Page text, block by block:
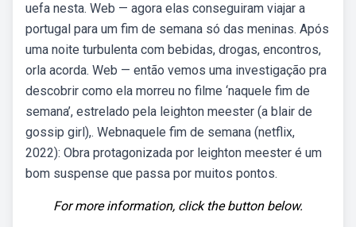
uefa nesta. Web — agora elas conseguiram viajar a
portugal para um fim de semana só das meninas. Após
uma noite turbulenta com bebidas, drogas, encontros,
orla acorda. Web — então vemos uma investigação pra
descobrir como ela morreu no filme ‘naquele fim de
semana’, estrelado pela leighton meester (a blair de
gossip girl),. Webnaquele fim de semana (netflix,
2022): Obra protagonizada por leighton meester é um
bom suspense que passa por muitos pontos.
For more information, click the button below.